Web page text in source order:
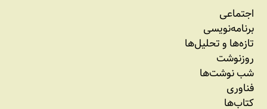
اجتماعی
برنامه‏‌نویسی
تازه‌‌ها و تحلیل‌ها
روزنوشت
شب نوشت‌ها
فناوری
کتاب‌ها